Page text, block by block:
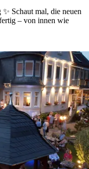
Schaut mal, die neuen
– von innen wie